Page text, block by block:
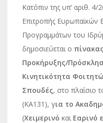
Κατόπιν της υπ’ αριθ.
Επιτροπής Ευρωπαϊκών
Προγραμμάτων του
δημοσιεύεται ο
Προκήρυξης/
Κινητικότητα
Σπουδές, στο πλαίσιο
(KA131), για το
(Χειμερινό και Εαρινό